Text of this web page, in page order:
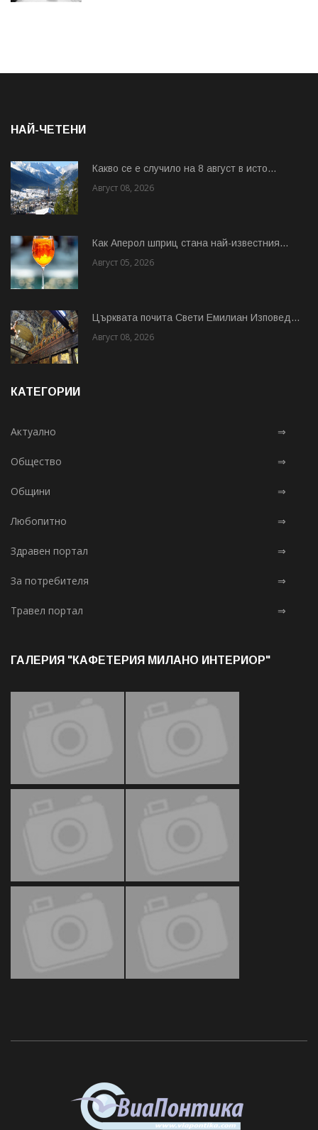
НАЙ-ЧЕТЕНИ
Какво се е случило на 8 август в исто...
Август 08, 2026
Как Аперол шприц стана най-известния...
Август 05, 2026
Църквата почита Свeти Емилиан Изповед...
Август 08, 2026
КАТЕГОРИИ
Актуално ⇒
Общество ⇒
Общини ⇒
Любопитно ⇒
Здравен портал ⇒
За потребителя ⇒
Травел портал ⇒
ГАЛЕРИЯ "КАФЕТЕРИЯ МИЛАНО ИНТЕРИОР"